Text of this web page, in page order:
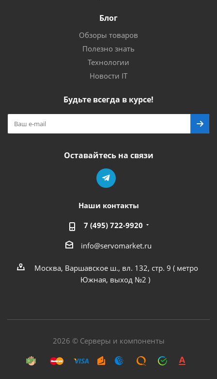
Блог
Обзоры товаров
Полезно знать
Технологии
Новости IT
Будьте всегда в курсе!
Оставайтесь на связи
Наши контакты
7 (495) 722-9920
info@servomarket.ru
Москва, Варшавское ш., вл. 132, стр. 9 ( метро
Южная, выход №2 )
2026 © Серверы и компоненты